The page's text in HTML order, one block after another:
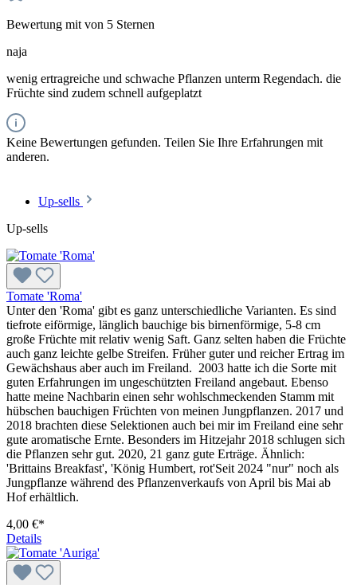
Bewertung mit von 5 Sternen
naja
wenig ertragreiche und schwache Pflanzen unterm Regendach. die
Früchte sind zudem schnell aufgeplatzt
Keine Bewertungen gefunden. Teilen Sie Ihre Erfahrungen mit
anderen.
Up-sells
Up-sells
Tomate 'Roma'
Unter den 'Roma' gibt es ganz unterschiedliche Varianten. Es sind
tiefrote eiförmige, länglich bauchige bis birnenförmige, 5-8 cm
große Früchte mit relativ wenig Saft. Ganz selten haben die Früchte
auch ganz leichte gelbe Streifen. Früher guter und reicher Ertrag im
Gewächshaus aber auch im Freiland. 2003 hatte ich die Sorte mit
guten Erfahrungen im ungeschützten Freiland angebaut. Ebenso
hatte meine Nachbarin einen sehr wohlschmeckenden Stamm mit
hübschen bauchigen Früchten von meinen Jungpflanzen. 2017 und
2018 brachten diese Selektionen auch bei mir im Freiland eine sehr
gute aromatische Ernte. Besonders im Hitzejahr 2018 schlugen sich
die Pflanzen sehr gut. 2020, 21 ganz gute Erträge. Ähnlich:
'Brittains Breakfast', 'König Humbert, rot'Seit 2024 "nur" noch als
Jungpflanze während des Pflanzenverkaufs von April bis Mai ab
Hof erhältlich.
4,00 €*
Details